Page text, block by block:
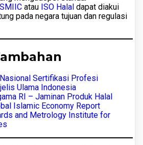
SMIIC atau ISO Halal dapat diakui
pada negara tujuan dan regulasi
Sertifikasi Profesi
Ulama Indonesia
RI – Jaminan Produk Halal
Islamic Economy Report
and Metrology Institute for